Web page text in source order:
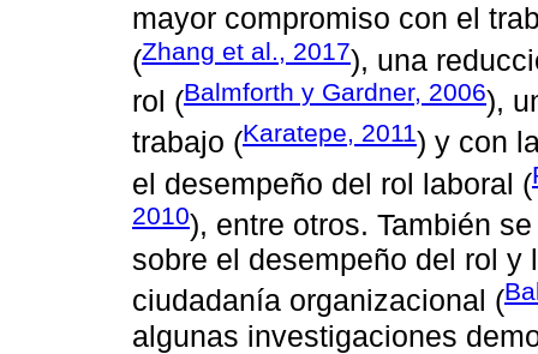
mayor compromiso con el
(Zhang et al., 2017), una
rol (Balmforth y Gardner, 2006),
trabajo (Karatepe, 2011) y con
el desempeño del rol laboral (
2010), entre otros. También
sobre el desempeño del rol
ciudadanía organizacional (
algunas investigaciones